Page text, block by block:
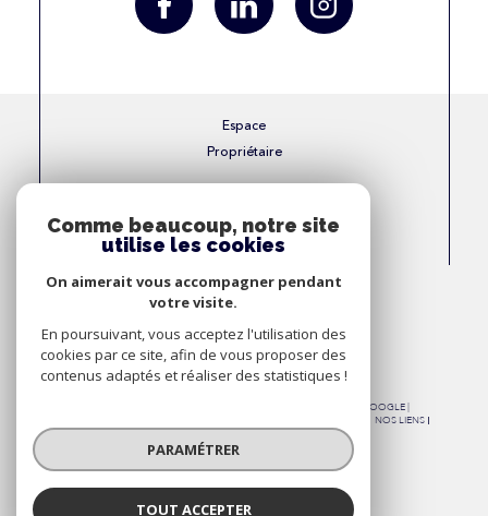
Espace
Propriétaire
Adhérons
© 2026 | TOUS DROITS RÉSERVÉS | TRADUCTION POWERED BY GOOGLE |
NOS LIENS
POLITIQUE RGPD
COOKIES
Comme beaucoup, notre site
utilise les cookies
On aimerait vous accompagner pendant
votre visite.
En poursuivant, vous acceptez l'utilisation des
cookies par ce site, afin de vous proposer des
contenus adaptés et réaliser des statistiques !
PARAMÉTRER
TOUT ACCEPTER